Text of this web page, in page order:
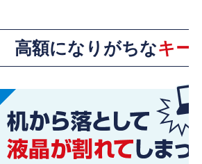
高額になりがちなキー